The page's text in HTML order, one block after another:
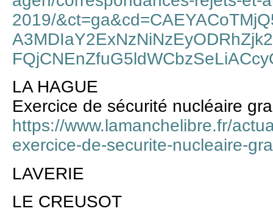
2019/
LA HAGUE
Exercice de sécurité nucléaire
https://www.lamanchelibre.fr/
exercice-de-securite-nucleaire-
LAVERIE
LE CREUSOT